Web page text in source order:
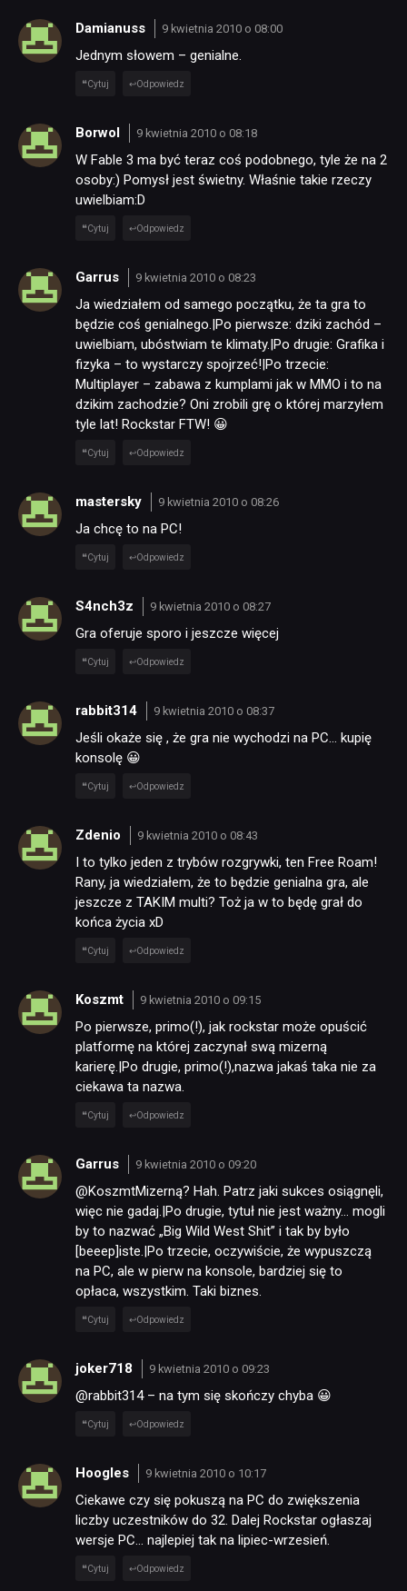
Damianuss 9 kwietnia 2010 o 08:00
Jednym słowem – genialne.
Cytuj Odpowiedz
Borwol 9 kwietnia 2010 o 08:18
W Fable 3 ma być teraz coś podobnego, tyle że na 2
osoby:) Pomysł jest świetny. Właśnie takie rzeczy
uwielbiam:D
Cytuj Odpowiedz
Garrus 9 kwietnia 2010 o 08:23
Ja wiedziałem od samego początku, że ta gra to
będzie coś genialnego.|Po pierwsze: dziki zachód –
uwielbiam, ubóstwiam te klimaty.|Po drugie: Grafika i
fizyka – to wystarczy spojrzeć!|Po trzecie:
Multiplayer – zabawa z kumplami jak w MMO i to na
dzikim zachodzie? Oni zrobili grę o której marzyłem
tyle lat! Rockstar FTW! 😀
Cytuj Odpowiedz
mastersky 9 kwietnia 2010 o 08:26
Ja chcę to na PC!
Cytuj Odpowiedz
S4nch3z 9 kwietnia 2010 o 08:27
Gra oferuje sporo i jeszcze więcej
Cytuj Odpowiedz
rabbit314 9 kwietnia 2010 o 08:37
Jeśli okaże się , że gra nie wychodzi na PC… kupię
konsolę 😀
Cytuj Odpowiedz
Zdenio 9 kwietnia 2010 o 08:43
I to tylko jeden z trybów rozgrywki, ten Free Roam!
Rany, ja wiedziałem, że to będzie genialna gra, ale
jeszcze z TAKIM multi? Toż ja w to będę grał do
końca życia xD
Cytuj Odpowiedz
Koszmt 9 kwietnia 2010 o 09:15
Po pierwsze, primo(!), jak rockstar może opuścić
platformę na której zaczynał swą mizerną
karierę.|Po drugie, primo(!),nazwa jakaś taka nie za
ciekawa ta nazwa.
Cytuj Odpowiedz
Garrus 9 kwietnia 2010 o 09:20
@KoszmtMizerną? Hah. Patrz jaki sukces osiągnęli,
więc nie gadaj.|Po drugie, tytuł nie jest ważny… mogli
by to nazwać „Big Wild West Shit” i tak by było
[beeep]iste.|Po trzecie, oczywiście, że wypuszczą
na PC, ale w pierw na konsole, bardziej się to
opłaca, wszystkim. Taki biznes.
Cytuj Odpowiedz
joker718 9 kwietnia 2010 o 09:23
@rabbit314 – na tym się skończy chyba 😀
Cytuj Odpowiedz
Hoogles 9 kwietnia 2010 o 10:17
Ciekawe czy się pokuszą na PC do zwiększenia
liczby uczestników do 32. Dalej Rockstar ogłaszaj
wersje PC… najlepiej tak na lipiec-wrzesień.
Cytuj Odpowiedz